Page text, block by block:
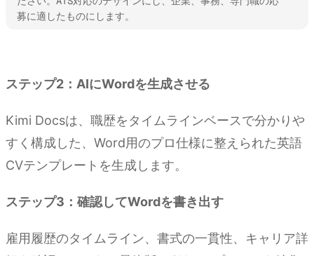
募に適したものにします。
ステップ2：AIにWordを生成させる
Kimi Docsは、職歴をタイムラインベースで分かりや
すく構成した、Word用のプロ仕様に整えられた英語
CVテンプレートを生成します。
ステップ3：確認してWordを書き出す
雇用履歴のタイムライン、書式の一貫性、キャリア詳